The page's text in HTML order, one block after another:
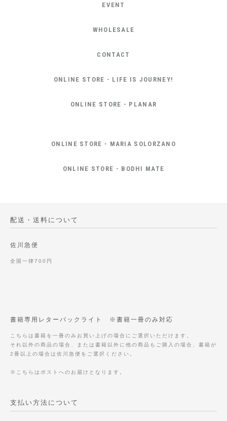
EVENT
WHOLESALE
CONTACT
ONLINE STORE - LIFE IS JOURNEY!
ONLINE STORE - PLANAR
ONLINE STORE - MARIA SOLORZANO
ONLINE STORE - BODHI MATE
配送・送料について
佐川急便
全国一律700円
書籍専用レターパックライト ※書籍一冊のみ対応
こちらは書籍を一冊のみお買い上げの場合にご選択いただけます。
それ以外の商品の場合、または書籍以外に他の商品もご購入の場合、書籍が
2冊以上の場合は佐川急便をご選択ください。
※こちらはポストへのお届けとなります。
支払い方法について